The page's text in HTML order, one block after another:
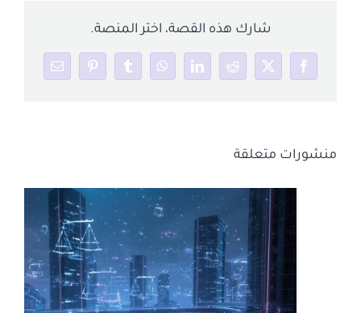
شارك هذه القصة، اختر المنصة.
Facebook
X
Reddit
LinkedIn
WhatsApp
Tumblr
Pinterest
Email
منشورات متعلقة